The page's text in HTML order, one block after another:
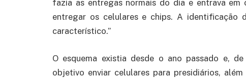
fazia as entregas normais do dia e entrava
entregar os celulares e chips. A
característico.”
O esquema existia desde o ano passado e,
objetivo enviar celulares para presidiários,